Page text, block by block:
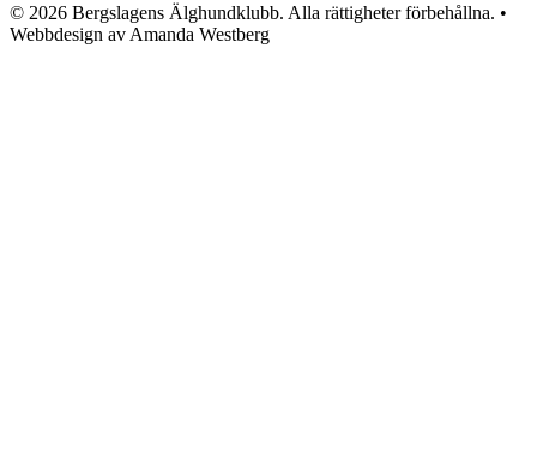
© 2026 Bergslagens Älghundklubb. Alla rättigheter förbehållna. •
Webbdesign av Amanda Westberg